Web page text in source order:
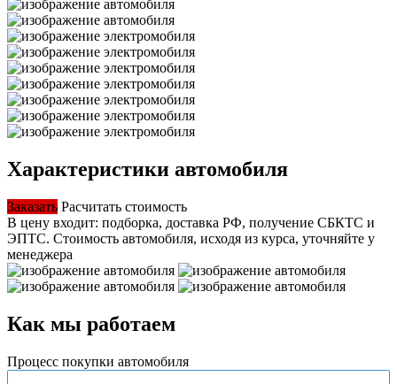
Характеристики автомобиля
Заказать Расчитать стоимость
В цену входит: подборка, доставка РФ, получение СБКТС и
ЭПТС. Стоимость автомобиля, исходя из курса, уточняйте у
менеджера
Как мы работаем
Процесс покупки автомобиля